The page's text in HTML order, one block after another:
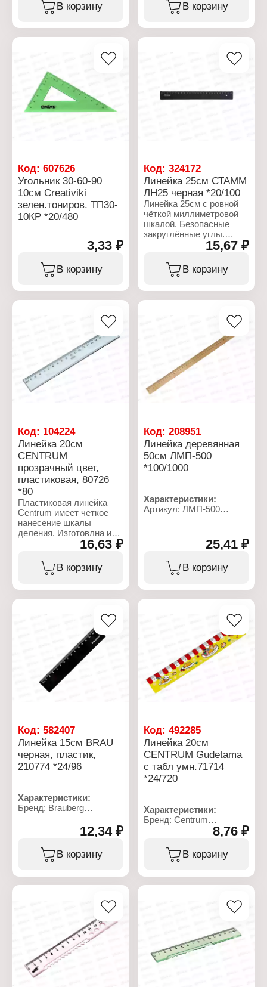
Транспортир
Цвет градуировки:
черный
В корзину
Линейка имеет
Цвет: флуоресцентная,
В корзину
Код: 607626
Угольник 30-60-90
10см Creativiki
зелен.тониров. ТП30-
10КР *20/480
3,33 ₽
В корзину
Код:324172
Линейка 25см СТАММ
ЛН25 черная *20/100
Линейка 25см с ровной
чёткой миллиметровой
шкалой. Безопасные
закруглённые углы.
Гладкая глянцевая
поверхность. Цвет
чёрный. Предназначена
для выполнения
Тип товара: Линейка
Цвет: черная
Длина: 25 см
Материал: пластиковая
15,67 ₽
В корзину
Код: 104224
Линейка 20см
CENTRUM
прозрачный цвет,
пластиковая, 80726
*80
Пластиковая линейка
Centrum имеет четкое
нанесение шкалы
деления. Изготовлна из
прозрачного пластика, в
состав которого входят
нетоксичные,
безопасные для
использование изделия,
предотвратив стирание
чернил. Длина - 20 см.
Характеристики:
Бренд: Centrum
Артикул: 80726
Тип товара: Линейка
Материал: пластиковая
Вид упаковки: пакет с
европодвесом
16,63 ₽
В корзину
Код:208951
Линейка деревянная
50см ЛМП-500
*100/1000
Характеристики:
Артикул: ЛМП-500
Материал: дерево
Цвет градуировки:
черный
Шкала делений:
25,41 ₽
В корзину
Код: 582407
Линейка 15см BRAU
черная, пластик,
210774 *24/96
Характеристики:
Бренд: Brauberg
Тип товара: Линейка
Длина разметки: 15 см
Материал: пластик
Цвет: черный
Градуировка:
12,34 ₽
В корзину
Код:492285
Линейка 20см
CENTRUM Gudetama
с табл умн.71714
*24/720
Характеристики:
Бренд: Centrum
Тип товара: Линейка
Дизайн: "Gudetama"
Длина разметки: 20 см
таблицей умножения
8,76 ₽
В корзину